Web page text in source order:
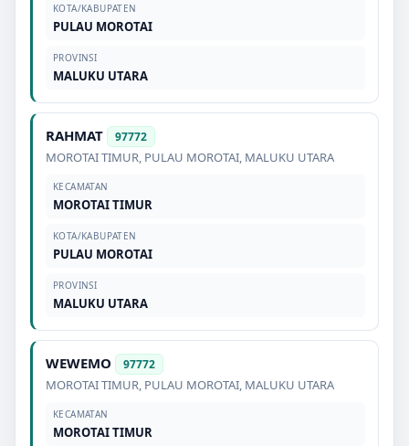
KOTA/KABUPATEN
PULAU MOROTAI
PROVINSI
MALUKU UTARA
RAHMAT 97772
MOROTAI TIMUR, PULAU MOROTAI, MALUKU UTARA
KECAMATAN
MOROTAI TIMUR
KOTA/KABUPATEN
PULAU MOROTAI
PROVINSI
MALUKU UTARA
WEWEMO 97772
MOROTAI TIMUR, PULAU MOROTAI, MALUKU UTARA
KECAMATAN
MOROTAI TIMUR